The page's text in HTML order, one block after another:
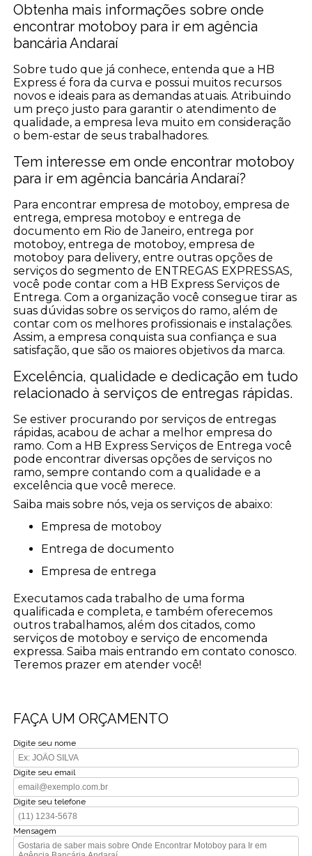
Obtenha mais informações sobre onde
encontrar motoboy para ir em agência
bancária Andaraí
Sobre tudo que já conhece, entenda que a HB
Express é fora da curva e possui muitos recursos
novos e ideais para as demandas atuais. Atribuindo
um preço justo para garantir o atendimento de
qualidade, a empresa leva muito em consideração
o bem-estar de seus trabalhadores.
Tem interesse em onde encontrar motoboy
para ir em agência bancária Andaraí?
Para encontrar empresa de motoboy, empresa de
entrega, empresa motoboy e entrega de
documento em Rio de Janeiro, entrega por
motoboy, entrega de motoboy, empresa de
motoboy para delivery, entre outras opções de
serviços do segmento de ENTREGAS EXPRESSAS,
você pode contar com a HB Express Serviços de
Entrega. Com a organização você consegue tirar as
suas dúvidas sobre os serviços do ramo, além de
contar com os melhores profissionais e instalações.
Assim, a empresa conquista sua confiança e sua
satisfação, que são os maiores objetivos da marca.
Excelência, qualidade e dedicação em tudo
relacionado à serviços de entregas rápidas.
Se estiver procurando por serviços de entregas
rápidas, acabou de achar a melhor empresa do
ramo. Com a HB Express Serviços de Entrega você
pode encontrar diversas opções de serviços no
ramo, sempre contando com a qualidade e a
excelência que você merece.
Saiba mais sobre nós, veja os serviços de abaixo:
empresa de motoboy
entrega de documento
empresa de entrega
Executamos cada trabalho de uma forma
qualificada e completa, e também oferecemos
outros trabalhamos, além dos citados, como
serviços de motoboy e serviço de encomenda
expressa. Saiba mais entrando em contato conosco.
Teremos prazer em atender você!
FAÇA UM ORÇAMENTO
Digite seu nome
Digite seu email
Digite seu telefone
Mensagem